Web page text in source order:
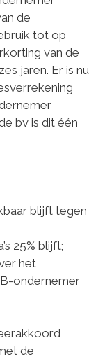
de
tot op
van de
jaren. Er is nu
bv is dit één
blijft tegen
25% blijft;
het
ondernemer
de